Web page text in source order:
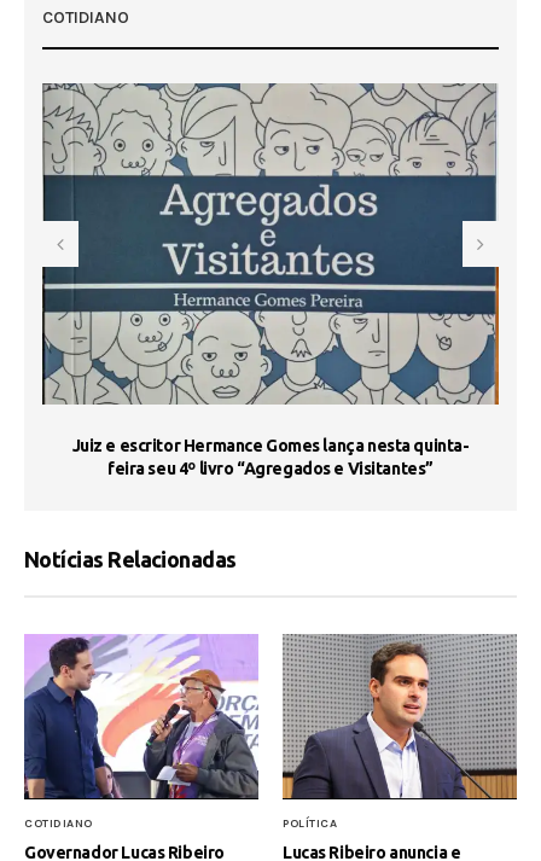
COTIDIANO
Juiz e escritor Hermance Gomes lança nesta quinta-
feira seu 4º livro “Agregados e Visitantes”
Notícias Relacionadas
COTIDIANO
Governador Lucas Ribeiro
POLÍTICA
Lucas Ribeiro anuncia e